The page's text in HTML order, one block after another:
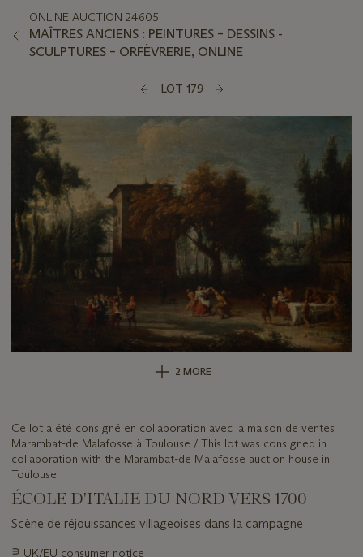
ONLINE AUCTION 24605
MAÎTRES ANCIENS : PEINTURES – DESSINS -
SCULPTURES – ORFÈVRERIE, ONLINE
LOT 179
2 MORE
Ce lot a été consigné en collaboration avec la maison de ventes
Marambat-de Malafosse à Toulouse / This lot was consigned in
collaboration with the Marambat-de Malafosse auction house in
Toulouse.
ÉCOLE D'ITALIE DU NORD VERS 1700
Scène de réjouissances villageoises dans la campagne
Important
∍ UK/EU consumer notice